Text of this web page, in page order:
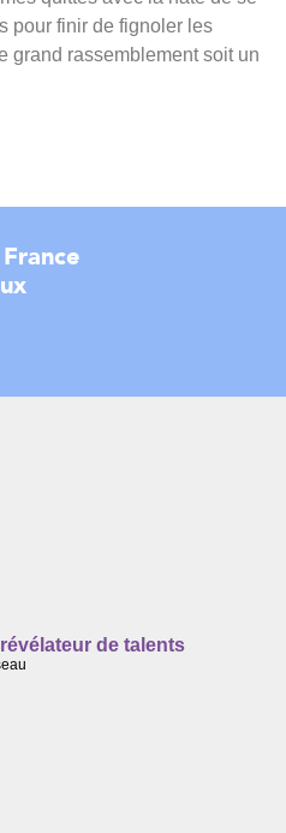
pour finir de fignoler les
grand rassemblement soit un
de talents